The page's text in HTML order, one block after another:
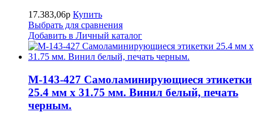
17.383,06р Купить
Выбрать для сравнения
Добавить в Личный каталог
M-143-427 Самоламинирующиеся этикетки
25.4 мм х 31.75 мм. Винил белый, печать
черным.